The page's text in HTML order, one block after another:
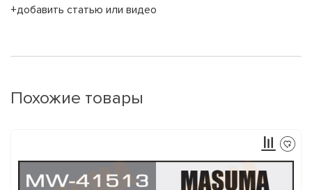
+добавить статью или видео
Похожие товары